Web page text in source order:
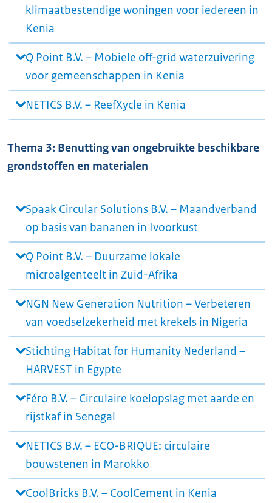
klimaatbestendige woningen voor iedereen in
Kenia
Q Point B.V. – Mobiele off-grid waterzuivering
voor gemeenschappen in Kenia
NETICS B.V. – ReefXycle in Kenia
Thema 3: Benutting van ongebruikte beschikbare
grondstoffen en materialen
Spaak Circular Solutions B.V. – Maandverband
op basis van bananen in Ivoorkust
Q Point B.V. – Duurzame lokale
microalgenteelt in Zuid-Afrika
NGN New Generation Nutrition – Verbeteren
van voedselzekerheid met krekels in Nigeria
Stichting Habitat for Humanity Nederland –
HARVEST in Egypte
Féro B.V. – Circulaire koelopslag met aarde en
rijstkaf in Senegal
NETICS B.V. – ECO-BRIQUE: circulaire
bouwstenen in Marokko
CoolBricks B.V. – CoolCement in Kenia